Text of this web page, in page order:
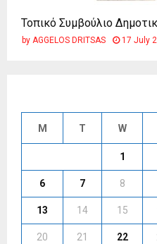
Τοπικό Συμβούλιο
by AGGELOS DRITSAS 17 July
M T W
1
6 7 8
13 14 15
20 21 22